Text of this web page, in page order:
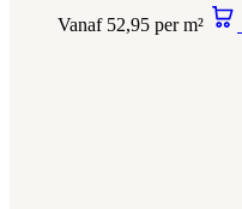
Vanaf 52,95 per m²